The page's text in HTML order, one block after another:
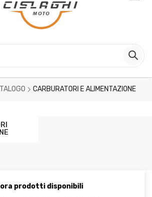
CARBURATORI E ALIMENTAZIONE
prodotti disponibili